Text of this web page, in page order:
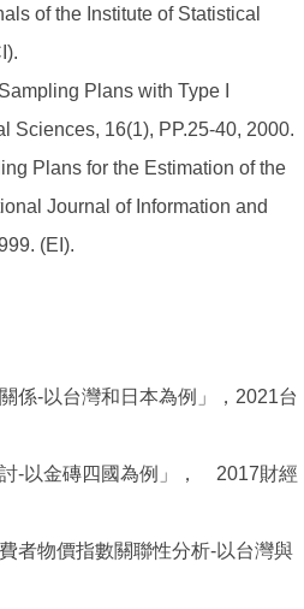
of the Institute of Statistical
Plans with Type I
Sciences, 16(1), PP.25-40, 2000.
Plans for the Estimation of the
Journal of Information and
(EI).
係-以台灣和日本為例」，2021台
-以金磚四國為例」， 2017財經
者物價指數關聯性分析-以台灣與